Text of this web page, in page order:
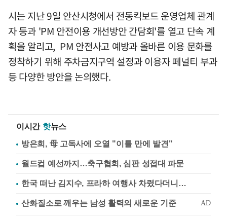
시는 지난 9일 안산시청에서 전동킥보드 운영업체 관계
자 등과 'PM 안전이용 개선방안 간담회'를 열고 단속 계
획을 알리고, PM 안전사고 예방과 올바른 이용 문화를
정착하기 위해 주차금지구역 설정과 이용자 페널티 부과
등 다양한 방안을 논의했다.
이시간 핫뉴스
방은희, 母 고독사에 오열 "이틀 만에 발견"
월드컵 예선까지…축구협회, 심판 성접대 파문
한국 떠난 김지수, 프라하 여행사 차렸다더니…